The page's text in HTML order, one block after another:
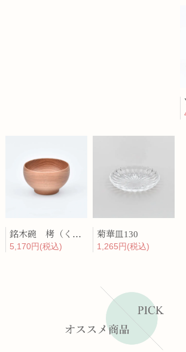
銘木碗 栲（くるみ）
5,170円(税込)
菊華皿130
1,265円(税込)